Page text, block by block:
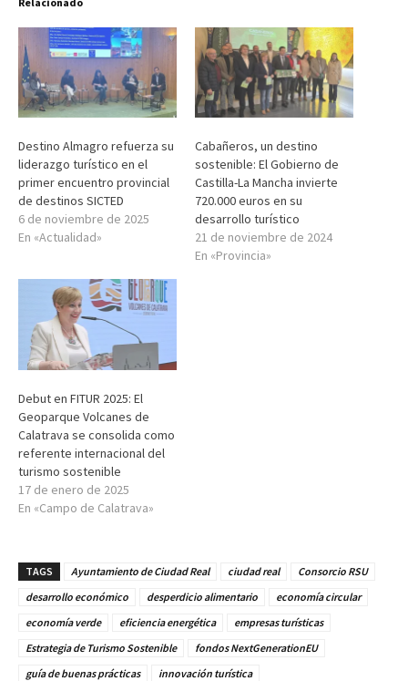
Destino Almagro refuerza su
liderazgo turístico en el
primer encuentro provincial
de destinos SICTED
6 de noviembre de 2025
En «Actualidad»
Cabañeros, un destino
sostenible: El Gobierno de
Castilla-La Mancha invierte
720.000 euros en su
desarrollo turístico
21 de noviembre de 2024
En «Provincia»
Debut en FITUR 2025: El
Geoparque Volcanes de
Calatrava se consolida como
referente internacional del
turismo sostenible
17 de enero de 2025
En «Campo de Calatrava»
TAGS Ayuntamiento de Ciudad Real ciudad real
Consorcio RSU
desarrollo económico
desperdicio alimentario
economía circular
economía verde
eficiencia energética
empresas turísticas
Estrategia de Turismo Sostenible
fondos NextGenerationEU
guía de buenas prácticas
innovación turística